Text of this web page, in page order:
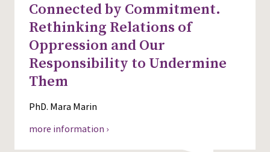
Connected by Commitment.
Rethinking Relations of
Oppression and Our
Responsibility to Undermine
Them
PhD. Mara Marin
more information ›